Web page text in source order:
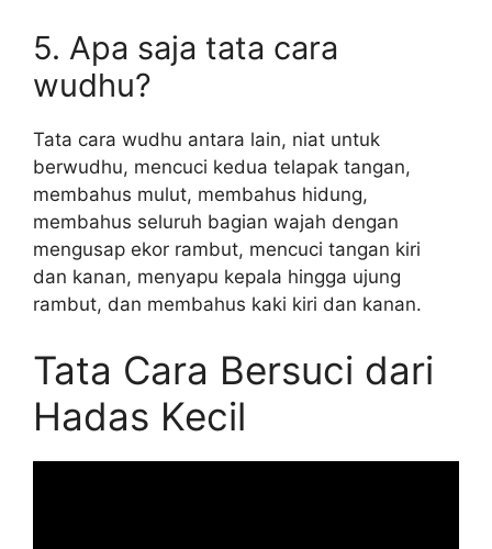
5. Apa saja tata cara
wudhu?
Tata cara wudhu antara lain, niat untuk
berwudhu, mencuci kedua telapak tangan,
membahus mulut, membahus hidung,
membahus seluruh bagian wajah dengan
mengusap ekor rambut, mencuci tangan kiri
dan kanan, menyapu kepala hingga ujung
rambut, dan membahus kaki kiri dan kanan.
Tata Cara Bersuci dari
Hadas Kecil